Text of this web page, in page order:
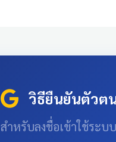
วิธียืนยันตัวต
สำหรับลงชื่อเข้าใช้ระบ